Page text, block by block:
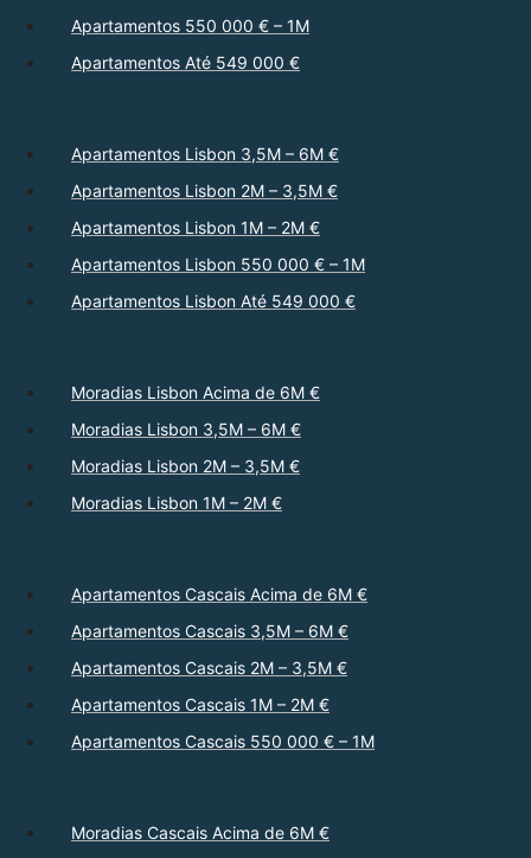
Apartamentos 550 000 € – 1M
Apartamentos Até 549 000 €
Apartamentos Lisbon 3,5M – 6M €
Apartamentos Lisbon 2M – 3,5M €
Apartamentos Lisbon 1M – 2M €
Apartamentos Lisbon 550 000 € – 1M
Apartamentos Lisbon Até 549 000 €
Moradias Lisbon Acima de 6M €
Moradias Lisbon 3,5M – 6M €
Moradias Lisbon 2M – 3,5M €
Moradias Lisbon 1M – 2M €
Apartamentos Cascais Acima de 6M €
Apartamentos Cascais 3,5M – 6M €
Apartamentos Cascais 2M – 3,5M €
Apartamentos Cascais 1M – 2M €
Apartamentos Cascais 550 000 € – 1M
Moradias Cascais Acima de 6M €